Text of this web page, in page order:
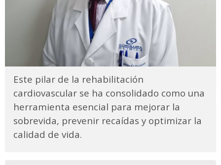
Este pilar de la rehabilitación
cardiovascular se ha consolidado como una
herramienta esencial para mejorar la
sobrevida, prevenir recaídas y optimizar la
calidad de vida.